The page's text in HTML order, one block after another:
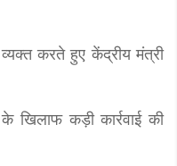
करते हुए केंद्रीय मंत्री
खिलाफ कड़ी कार्रवाई की